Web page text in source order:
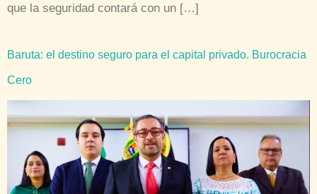
que la seguridad contará con un […]
Baruta: el destino seguro para el capital privado. Burocracia
Cero